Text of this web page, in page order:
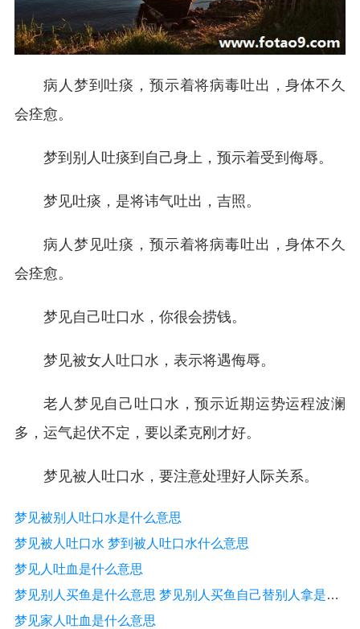
病人梦到吐痰，预示着将病毒吐出，身体不久
会痊愈。
梦到别人吐痰到自己身上，预示着受到侮辱。
梦见吐痰，是将讳气吐出，吉照。
病人梦见吐痰，预示着将病毒吐出，身体不久
会痊愈。
梦见自己吐口水，你很会捞钱。
梦见被女人吐口水，表示将遇侮辱。
老人梦见自己吐口水，预示近期运势运程波澜
多，运气起伏不定，要以柔克刚才好。
梦见被人吐口水，要注意处理好人际关系。
梦见被别人吐口水是什么意思
梦见被人吐口水 梦到被人吐口水什么意思
梦见人吐血是什么意思
梦见别人买鱼是什么意思 梦见别人买鱼自己替别人拿是什么意思
梦见家人吐血是什么意思